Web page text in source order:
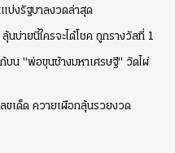
บ่งรัฐบาลงวดล่าสุด
บ่ายนี้ใครจะได้โชค ถูกรางวัลที่ 1
น "พ่อขุนช้างมหาเศรษฐี" วัดไผ่
เด็ด ควายเผือกลุ้นรวยงวด